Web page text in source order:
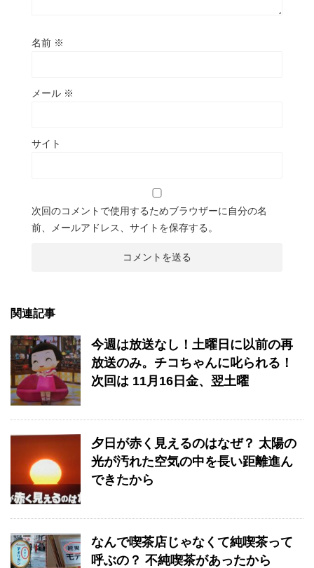
名前 ※
メール ※
サイト
次回のコメントで使用するためブラウザーに自分の名
前、メールアドレス、サイトを保存する。
関連記事
今週は放送なし！土曜日に以前の再
放送のみ。チコちゃんに叱られる！
次回は 11月16日金、翌土曜
夕日が赤く見えるのはなぜ？ 太陽の
光が汚れた空気の中を長い距離進ん
できたから
なんで喫茶店じゃなくて純喫茶って
呼ぶの？ 不純喫茶があったから